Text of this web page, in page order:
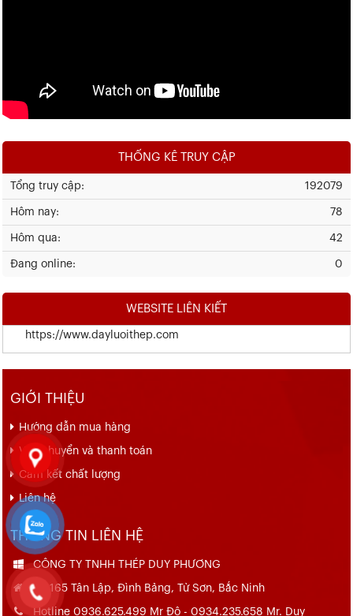
THỐNG KÊ TRUY CẬP
192079
Tổng truy cập:
78
Hôm nay:
42
Hôm qua:
0
Đang online:
WEBSITE LIÊN KIẾT
https://www.dayluoithep.com
GIỚI THIỆU
Hướng dẫn mua hàng
Vận chuyển và thanh toán
Cam kết chất lượng
Liên hệ
THÔNG TIN LIÊN HỆ
CÔNG TY TNHH THÉP DUY PHƯƠNG
Số 165 Tân Lập, Đình Bảng, Từ Sơn, Bắc Ninh
Hotline 0936.625.499 Mr Đô - 0934.235.658 Mr. Duy